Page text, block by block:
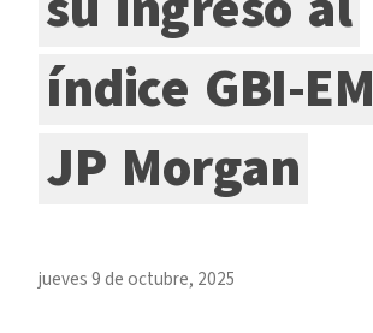
índice GBI-EM
JP Morgan
jueves 9 de octubre, 2025